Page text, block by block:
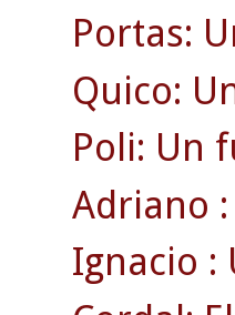
Portas:
Quico:
Poli: Un
Adriano
Ignacio :